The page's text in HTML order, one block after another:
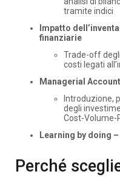
tramite indici
Impatto
finanziarie
Trade-off
costi legati
Managerial
Introduzione,
degli
Cost-Volume-
Learning by doing
Perché